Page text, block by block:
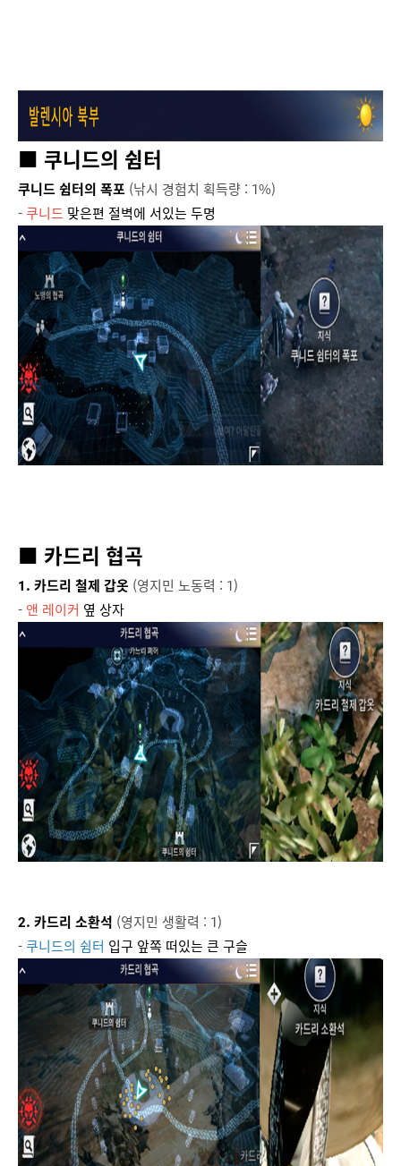
■ 쿠니드의 쉼터
쿠니드 쉼터의 폭포 (낚시 경험치 획득량 : 1%)
-쿠니드 맞은편 절벽에 서있는 두명
■ 카드리 협곡
1. 카드리 철제 갑옷 (영지민 노동력 : 1)
- 앤 레이커 옆 상자
2. 카드리 소환석 (영지민 생활력 : 1)
-쿠니드의 쉼터 입구 앞쪽 떠있는 큰 구슬